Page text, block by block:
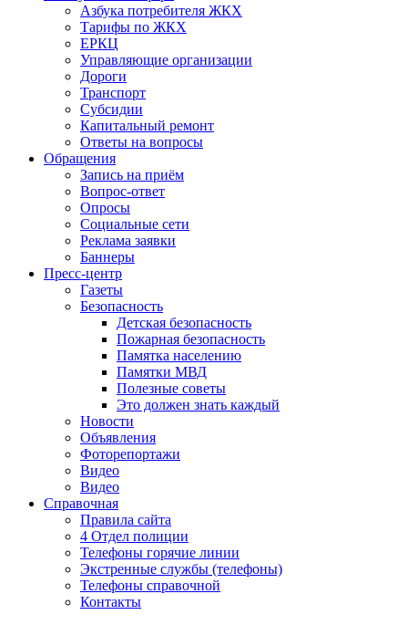
Азбука потребителя ЖКХ
Тарифы по ЖКХ
ЕРКЦ
Управляющие организации
Дороги
Транспорт
Субсидии
Капитальный ремонт
Ответы на вопросы
Обращения
Запись на приём
Вопрос-ответ
Опросы
Социальные сети
Реклама заявки
Баннеры
Пресс-центр
Газеты
Безопасность
Детская безопасность
Пожарная безопасность
Памятка населению
Памятки МВД
Полезные советы
Это должен знать каждый
Новости
Объявления
Фоторепортажи
Видео
Видео
Справочная
Правила сайта
4 Отдел полиции
Телефоны горячие линии
Экстренные службы (телефоны)
Телефоны справочной
Контакты